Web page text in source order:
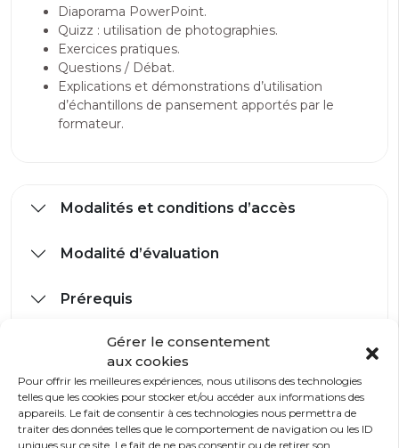
Gérer le consentement
aux cookies
Pour offrir les meilleures expériences, nous utilisons des technologies
telles que les cookies pour stocker et/ou accéder aux informations des
appareils. Le fait de consentir à ces technologies nous permettra de
traiter des données telles que le comportement de navigation ou les ID
uniques sur ce site. Le fait de ne pas consentir ou de retirer son
Diaporama PowerPoint.
Quizz : utilisation de photographies.
Exercices pratiques.
Questions / Débat.
Explications et démonstrations d’utilisation
d’échantillons de pansement apportés par le
formateur.
Modalités et conditions d’accès
Modalité d’évaluation
Prérequis
Accessibilité handicap
Partagez sur